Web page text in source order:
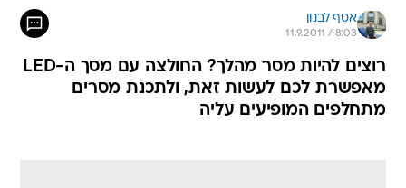
אסף לבנון
11.9.2011 / 8:03
רוצים להיות מסר מהלך? החולצה עם מסך ה-LED
מאפשרת לכם לעשות זאת, ולתכנת מסרים
מתחלפים המופיעים עליה